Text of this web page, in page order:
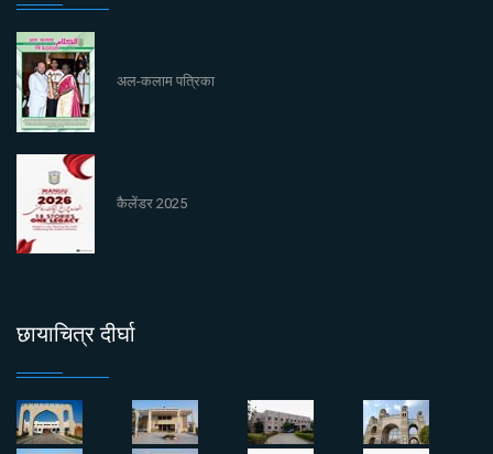
अल-कलाम पत्रिका
कैलेंडर 2025
छायाचित्र दीर्घा